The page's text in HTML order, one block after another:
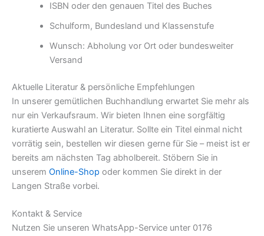
ISBN oder den genauen Titel des Buches
Schulform, Bundesland und Klassenstufe
Wunsch: Abholung vor Ort oder bundesweiter
Versand
Aktuelle Literatur & persönliche Empfehlungen
In unserer gemütlichen Buchhandlung erwartet Sie mehr als
nur ein Verkaufsraum. Wir bieten Ihnen eine sorgfältig
kuratierte Auswahl an Literatur. Sollte ein Titel einmal nicht
vorrätig sein, bestellen wir diesen gerne für Sie – meist ist er
bereits am nächsten Tag abholbereit. Stöbern Sie in
unserem Online-Shop oder kommen Sie direkt in der
Langen Straße vorbei.
Kontakt & Service
Nutzen Sie unseren WhatsApp-Service unter 0176